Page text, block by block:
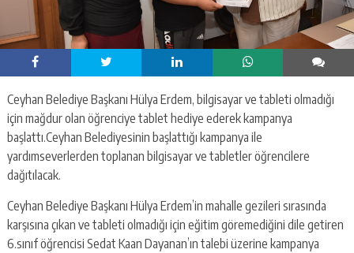
Ceyhan Belediye Başkanı Hülya Erdem, bilgisayar ve tableti olmadığı
için mağdur olan öğrenciye tablet hediye ederek kampanya
başlattı.Ceyhan Belediyesinin başlattığı kampanya ile
yardımseverlerden toplanan bilgisayar ve tabletler öğrencilere
dağıtılacak.
Ceyhan Belediye Başkanı Hülya Erdem’in mahalle gezileri sırasında
karşısına çıkan ve tableti olmadığı için eğitim göremediğini dile getiren
6.sınıf öğrencisi Sedat Kaan Dayanan’ın talebi üzerine kampanya